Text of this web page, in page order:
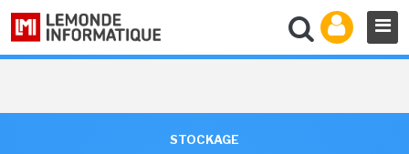
STOCKAGE